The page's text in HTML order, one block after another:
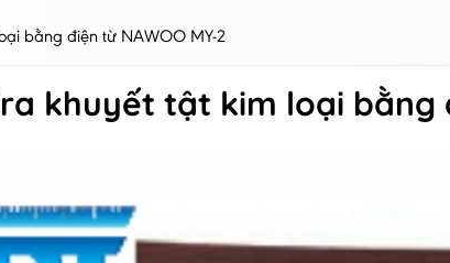
bằng điện từ NAWOO MY-2
khuyết tật kim loại bằng